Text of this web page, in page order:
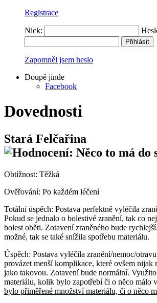
Registrace
Nick:
Zapomněl jsem heslo
Doupě jinde
Facebook
Dovednosti
Stará Felčařina
Obtížnost: Těžká
Ověřování: Po každém léčení
Totální úspěch: Postava perfektně vyléčila
Pokud se jednalo o bolestivé zranění, tak co
bolest oběti. Zotavení zraněného bude
možné, tak se také snížila spotřebu materiálu.
Úspěch: Postava vyléčila zranění/nemoc/
provázet menší komplikace, které ovšem
jako takovou. Zotavení bude normální.
materiálu, kolik bylo zapotřebí či o něco málo
bylo přiměřené množství materiálu, či o něco